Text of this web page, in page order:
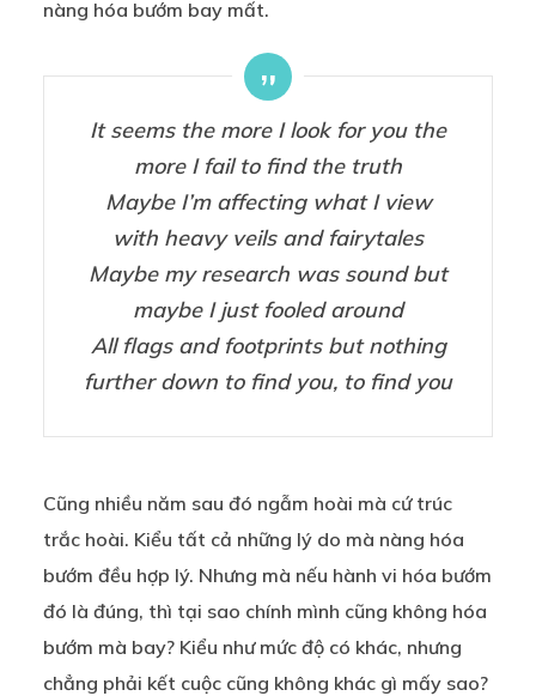
nàng hóa bướm bay mất.
It seems the more I look for you the
more I fail to find the truth
Maybe I’m affecting what I view
with heavy veils and fairytales
Maybe my research was sound but
maybe I just fooled around
All flags and footprints but nothing
further down to find you, to find you
Cũng nhiều năm sau đó ngẫm hoài mà cứ trúc
trắc hoài. Kiểu tất cả những lý do mà nàng hóa
bướm đều hợp lý. Nhưng mà nếu hành vi hóa bướm
đó là đúng, thì tại sao chính mình cũng không hóa
bướm mà bay? Kiểu như mức độ có khác, nhưng
chẳng phải kết cuộc cũng không khác gì mấy sao?